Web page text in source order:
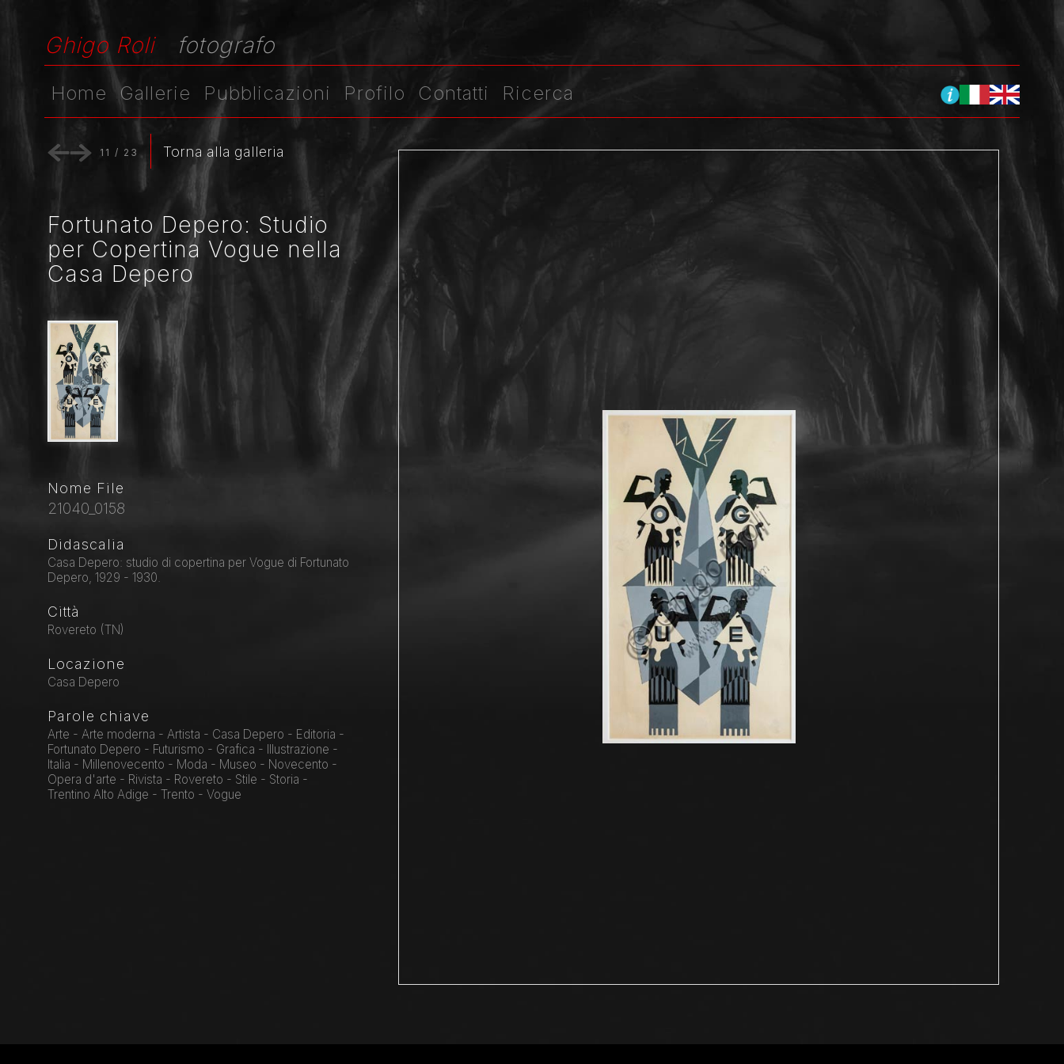
Ghigo Roli fotografo
Home Gallerie Pubblicazioni Profilo Contatti Ricerca
11 / 23 Torna alla galleria
Fortunato Depero: Studio
per Copertina Vogue nella
Casa Depero
Nome File
21040_0158
Didascalia
Casa Depero: studio di copertina per Vogue di Fortunato
Depero, 1929 - 1930.
Città
Rovereto (TN)
Locazione
Casa Depero
Parole chiave
Arte - Arte moderna - Artista - Casa Depero - Editoria -
Fortunato Depero - Futurismo - Grafica - Illustrazione -
Italia - Millenovecento - Moda - Museo - Novecento -
Opera d'arte - Rivista - Rovereto - Stile - Storia -
Trentino Alto Adige - Trento - Vogue